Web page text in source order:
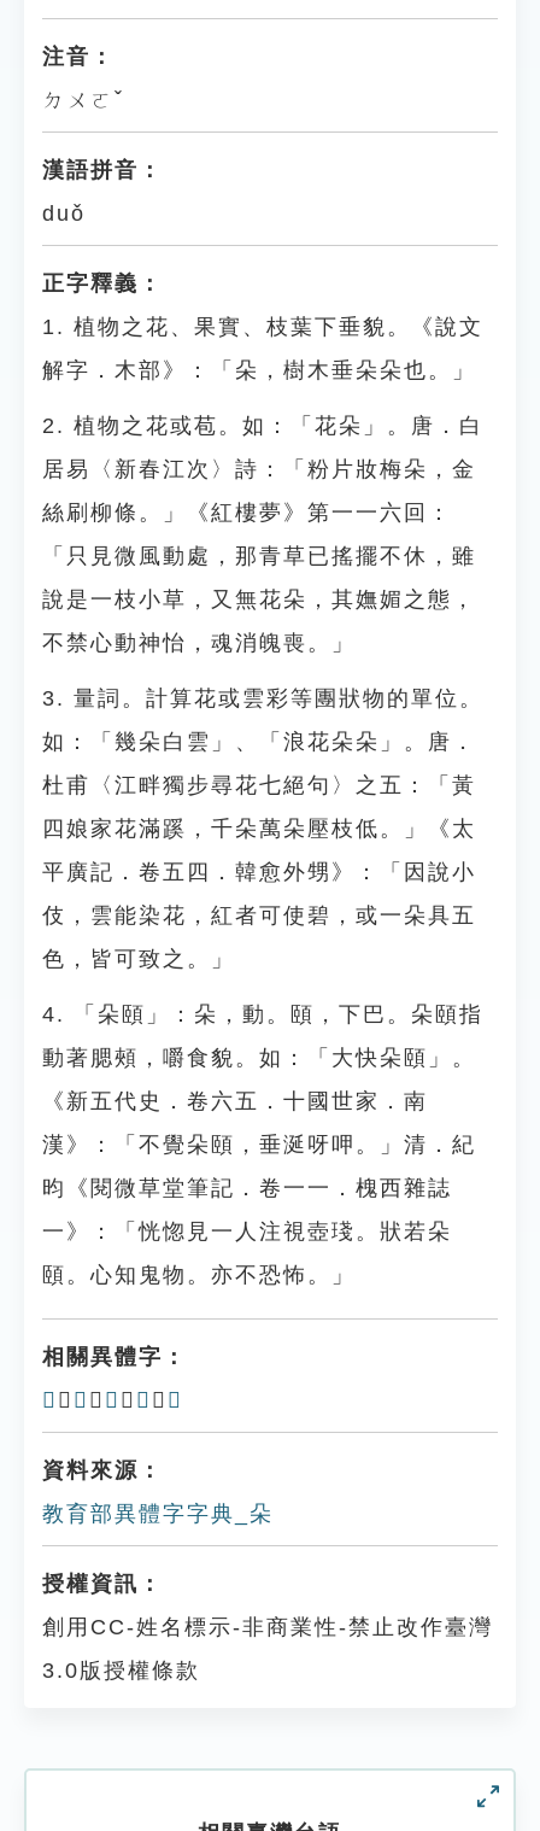
注音：
ㄉㄨㄛˇ
漢語拼音：
duǒ
正字釋義：
1. 植物之花、果實、枝葉下垂貌。《說文
解字．木部》：「朵，樹木垂朵朵也。」
2. 植物之花或苞。如：「花朵」。唐．白
居易〈新春江次〉詩：「粉片妝梅朵，金
絲刷柳條。」《紅樓夢》第一一六回：
「只見微風動處，那青草已搖擺不休，雖
說是一枝小草，又無花朵，其嫵媚之態，
不禁心動神怡，魂消魄喪。」
3. 量詞。計算花或雲彩等團狀物的單位。
如：「幾朵白雲」、「浪花朵朵」。唐．
杜甫〈江畔獨步尋花七絕句〉之五：「黃
四娘家花滿蹊，千朵萬朵壓枝低。」《太
平廣記．卷五四．韓愈外甥》：「因說小
伎，雲能染花，紅者可使碧，或一朵具五
色，皆可致之。」
4. 「朵頤」：朵，動。頤，下巴。朵頤指
動著腮頰，嚼食貌。如：「大快朵頤」。
《新五代史．卷六五．十國世家．南
漢》：「不覺朵頤，垂涎呀呷。」清．紀
昀《閱微草堂筆記．卷一一．槐西雜誌
一》：「恍惚見一人注視壺琖。狀若朵
頤。心知鬼物。亦不恐怖。」
相關異體字：
𣎻 、 𣎿 、 朶 、 𣏻 、 䒳
資料來源：
教育部異體字字典_朵
授權資訊：
創用CC-姓名標示-非商業性-禁止改作臺灣
3.0版授權條款